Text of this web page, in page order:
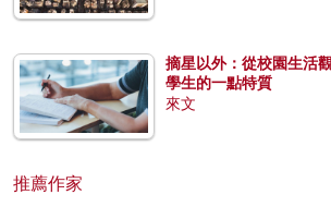
摘星以外：從校園生活
學生的一點特質
來文
推薦作家